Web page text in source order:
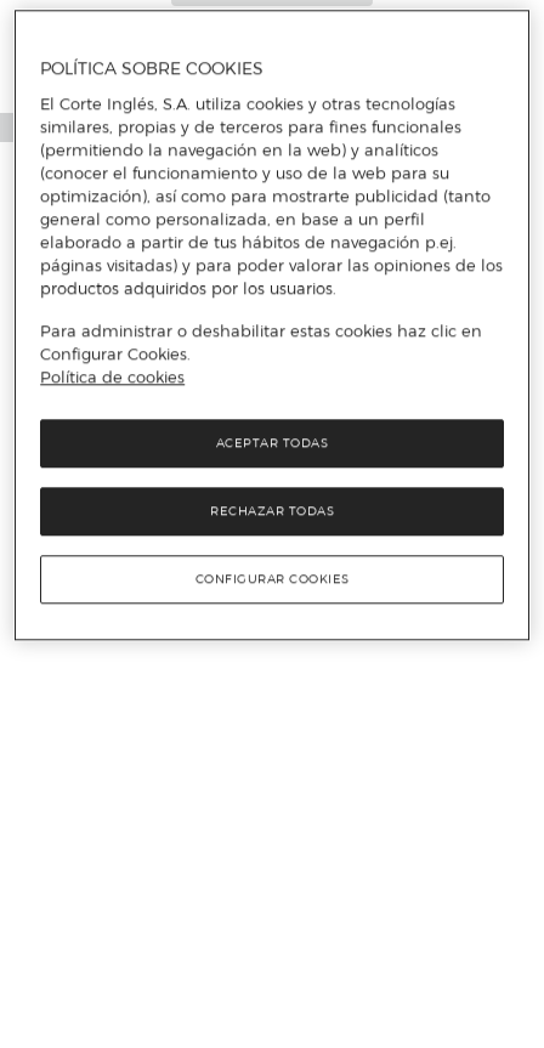
POLÍTICA SOBRE COOKIES
El Corte Inglés, S.A. utiliza cookies y otras tecnologías
similares, propias y de terceros para fines funcionales
(permitiendo la navegación en la web) y analíticos
(conocer el funcionamiento y uso de la web para su
optimización), así como para mostrarte publicidad (tanto
general como personalizada, en base a un perfil
elaborado a partir de tus hábitos de navegación p.ej.
páginas visitadas) y para poder valorar las opiniones de los
productos adquiridos por los usuarios.
Para administrar o deshabilitar estas cookies haz clic en
Configurar Cookies.
Política de cookies
RECHAZAR TODAS
ACEPTAR TODAS
CONFIGURAR COOKIES